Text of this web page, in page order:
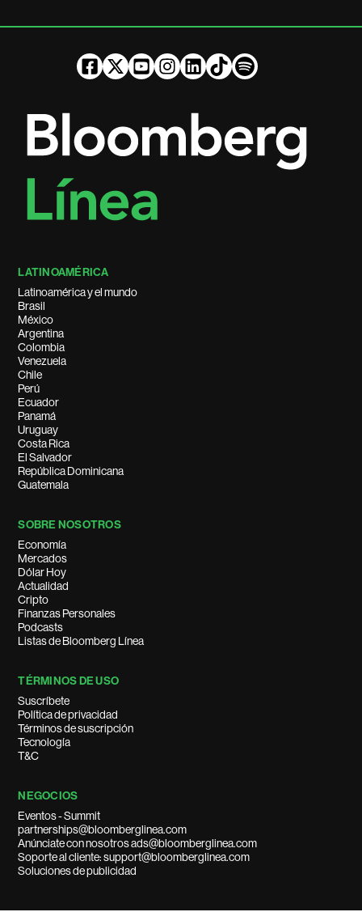
LATINOAMÉRICA
Latinoamérica y el mundo
Brasil
México
Argentina
Colombia
Venezuela
Chile
Perú
Ecuador
Panamá
Uruguay
Costa Rica
El Salvador
República Dominicana
Guatemala
SOBRE NOSOTROS
Economía
Mercados
Dólar Hoy
Actualidad
Cripto
Finanzas Personales
Podcasts
Listas de Bloomberg Línea
TÉRMINOS DE USO
Suscríbete
Política de privacidad
Términos de suscripción
Tecnología
T&C
NEGOCIOS
Eventos - Summit
partnerships@bloomberglinea.com
Anúnciate con nosotros ads@bloomberglinea.com
Soporte al cliente: support@bloomberglinea.com
Soluciones de publicidad